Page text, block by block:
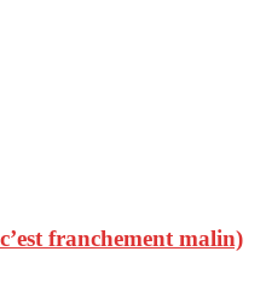
franchement malin)